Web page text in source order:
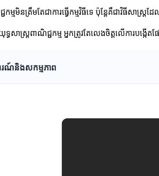
កម្មមិនត្រឹមតែជាការធ្វើកម្មវិធីទេ ប៉ុន្តែគឺជាវិធីសា
ធសាស្ត្រពាណិជ្ជកម្ម អ្នកត្រូវតែលេងចិត្តលើការបង្ក
ារណ៍និងសកម្មភាព